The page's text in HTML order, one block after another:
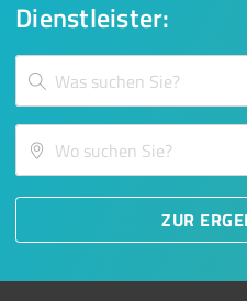
Dienstleister:
ZUR